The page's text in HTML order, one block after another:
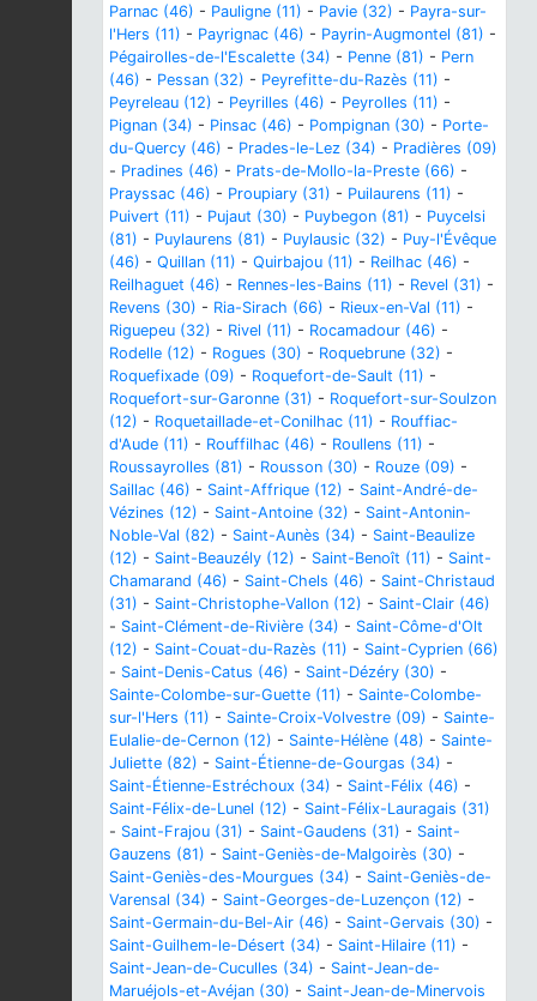
Parnac (46) - Pauligne (11) - Pavie (32) - Payra-sur-
l'Hers (11) - Payrignac (46) - Payrin-Augmontel (81) -
Pégairolles-de-l'Escalette (34) - Penne (81) - Pern
(46) - Pessan (32) - Peyrefitte-du-Razès (11) -
Peyreleau (12) - Peyrilles (46) - Peyrolles (11) -
Pignan (34) - Pinsac (46) - Pompignan (30) - Porte-
du-Quercy (46) - Prades-le-Lez (34) - Pradières (09)
- Pradines (46) - Prats-de-Mollo-la-Preste (66) -
Prayssac (46) - Proupiary (31) - Puilaurens (11) -
Puivert (11) - Pujaut (30) - Puybegon (81) - Puycelsi
(81) - Puylaurens (81) - Puylausic (32) - Puy-l'Évêque
(46) - Quillan (11) - Quirbajou (11) - Reilhac (46) -
Reilhaguet (46) - Rennes-les-Bains (11) - Revel (31) -
Revens (30) - Ria-Sirach (66) - Rieux-en-Val (11) -
Riguepeu (32) - Rivel (11) - Rocamadour (46) -
Rodelle (12) - Rogues (30) - Roquebrune (32) -
Roquefixade (09) - Roquefort-de-Sault (11) -
Roquefort-sur-Garonne (31) - Roquefort-sur-Soulzon
(12) - Roquetaillade-et-Conilhac (11) - Rouffiac-
d'Aude (11) - Rouffilhac (46) - Roullens (11) -
Roussayrolles (81) - Rousson (30) - Rouze (09) -
Saillac (46) - Saint-Affrique (12) - Saint-André-de-
Vézines (12) - Saint-Antoine (32) - Saint-Antonin-
Noble-Val (82) - Saint-Aunès (34) - Saint-Beaulize
(12) - Saint-Beauzély (12) - Saint-Benoît (11) - Saint-
Chamarand (46) - Saint-Chels (46) - Saint-Christaud
(31) - Saint-Christophe-Vallon (12) - Saint-Clair (46)
- Saint-Clément-de-Rivière (34) - Saint-Côme-d'Olt
(12) - Saint-Couat-du-Razès (11) - Saint-Cyprien (66)
- Saint-Denis-Catus (46) - Saint-Dézéry (30) -
Sainte-Colombe-sur-Guette (11) - Sainte-Colombe-
sur-l'Hers (11) - Sainte-Croix-Volvestre (09) - Sainte-
Eulalie-de-Cernon (12) - Sainte-Hélène (48) - Sainte-
Juliette (82) - Saint-Étienne-de-Gourgas (34) -
Saint-Étienne-Estréchoux (34) - Saint-Félix (46) -
Saint-Félix-de-Lunel (12) - Saint-Félix-Lauragais (31)
- Saint-Frajou (31) - Saint-Gaudens (31) - Saint-
Gauzens (81) - Saint-Geniès-de-Malgoirès (30) -
Saint-Geniès-des-Mourgues (34) - Saint-Geniès-de-
Varensal (34) - Saint-Georges-de-Luzençon (12) -
Saint-Germain-du-Bel-Air (46) - Saint-Gervais (30) -
Saint-Guilhem-le-Désert (34) - Saint-Hilaire (11) -
Saint-Jean-de-Cuculles (34) - Saint-Jean-de-
Maruéjols-et-Avéjan (30) - Saint-Jean-de-Minervois